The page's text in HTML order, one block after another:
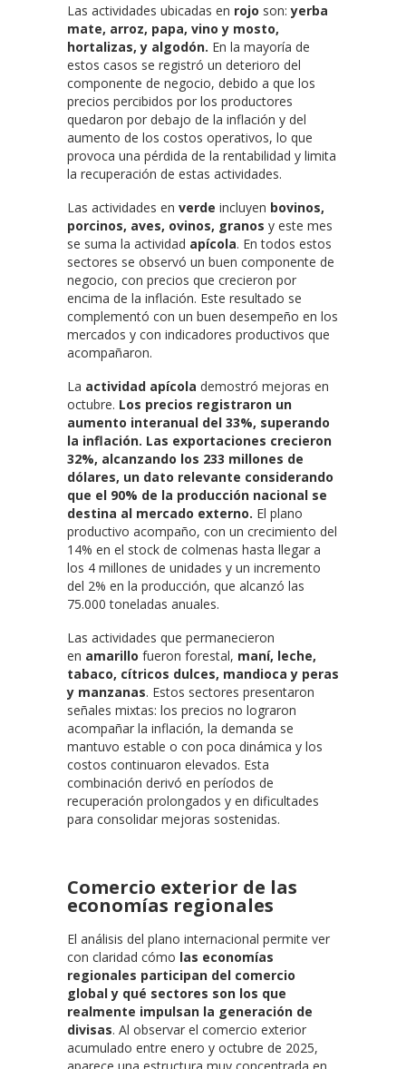
Las actividades ubicadas en rojo son:yerba
mate, arroz, papa, vino y mosto,
hortalizas, y algodón. En la mayoría de
estos casos se registró un deterioro del
componente de negocio, debido a que los
precios percibidos por los productores
quedaron por debajo de la inflación y del
aumento de los costos operativos, lo que
provoca una pérdida de la rentabilidad y limita
la recuperación de estas actividades.
Las actividades en verde incluyen bovinos,
porcinos, aves, ovinos, granos y este mes
se suma la actividad apícola. En todos estos
sectores se observó un buen componente de
negocio, con precios que crecieron por
encima de la inflación. Este resultado se
complementó con un buen desempeño en los
mercados y con indicadores productivos que
acompañaron.
La actividad apícola demostró mejoras en
octubre. Los precios registraron un
aumento interanual del 33%, superando
la inflación. Las exportaciones crecieron
32%, alcanzando los 233 millones de
dólares, un dato relevante considerando
que el 90% de la producción nacional se
destina al mercado externo. El plano
productivo acompaño, con un crecimiento del
14% en el stock de colmenas hasta llegar a
los 4 millones de unidades y un incremento
del 2% en la producción, que alcanzó las
75.000 toneladas anuales.
Las actividades que permanecieron
en amarillo fueron forestal, maní, leche,
tabaco, cítricos dulces, mandioca y peras
y manzanas. Estos sectores presentaron
señales mixtas: los precios no lograron
acompañar la inflación, la demanda se
mantuvo estable o con poca dinámica y los
costos continuaron elevados. Esta
combinación derivó en períodos de
recuperación prolongados y en dificultades
para consolidar mejoras sostenidas.
Comercio exterior de las
economías regionales
El análisis del plano internacional permite ver
con claridad cómo las economías
regionales participan del comercio
global y qué sectores son los que
realmente impulsan la generación de
divisas. Al observar el comercio exterior
acumulado entre enero y octubre de 2025,